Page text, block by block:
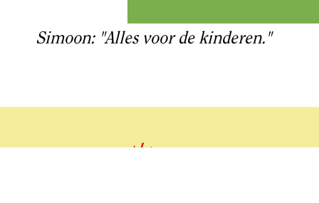
Simoon: "Alles voor de kinderen."